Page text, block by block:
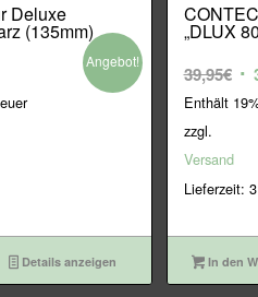
Deluxe
(135mm)
Angebot!
Details anzeigen
„DLUX
39,95€
Enthält
zzgl.
Versand
Lieferzeit:
In den